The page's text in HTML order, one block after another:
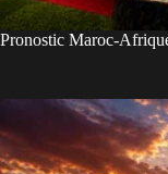
Pronostic Maroc-